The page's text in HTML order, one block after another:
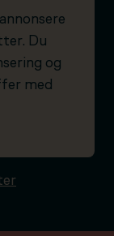
Du
og
med